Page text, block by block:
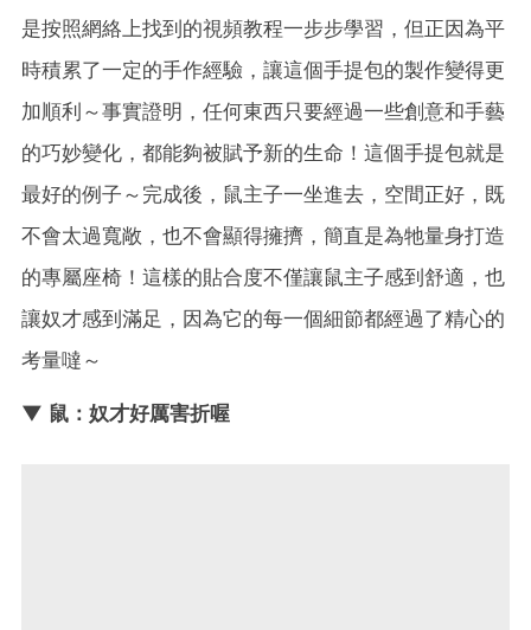
是按照網絡上找到的視頻教程一步步學習，但正因為平
時積累了一定的手作經驗，讓這個手提包的製作變得更
加順利～事實證明，任何東西只要經過一些創意和手藝
的巧妙變化，都能夠被賦予新的生命！這個手提包就是
最好的例子～完成後，鼠主子一坐進去，空間正好，既
不會太過寬敞，也不會顯得擁擠，簡直是為牠量身打造
的專屬座椅！這樣的貼合度不僅讓鼠主子感到舒適，也
讓奴才感到滿足，因為它的每一個細節都經過了精心的
考量噠～
▼ 鼠：奴才好厲害折喔